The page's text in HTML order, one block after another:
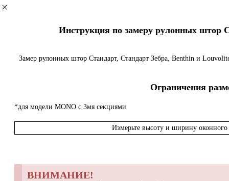
Инструкция по замеру рулонных штор
Замер рулонных штор Стандарт, Стандарт Зебра, Benthin и
Ограничения
*для модели MONO с 3мя секциями
Измерьте высоту и ширину оконного
ВНИМАНИЕ!